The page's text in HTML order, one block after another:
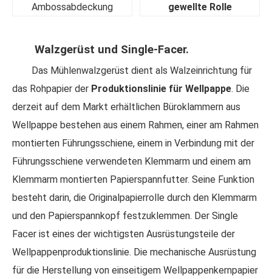
Ambossabdeckung gewellte Rolle
Walzgerüst und Single-Facer.
Das Mühlenwalzgerüst dient als Walzeinrichtung für
das Rohpapier der Produktionslinie für Wellpappe. Die
derzeit auf dem Markt erhältlichen Büroklammern aus
Wellpappe bestehen aus einem Rahmen, einer am Rahmen
montierten Führungsschiene, einem in Verbindung mit der
Führungsschiene verwendeten Klemmarm und einem am
Klemmarm montierten Papierspannfutter. Seine Funktion
besteht darin, die Originalpapierrolle durch den Klemmarm
und den Papierspannkopf festzuklemmen. Der Single
Facer ist eines der wichtigsten Ausrüstungsteile der
Wellpappenproduktionslinie. Die mechanische Ausrüstung
für die Herstellung von einseitigem Wellpappenkernpapier